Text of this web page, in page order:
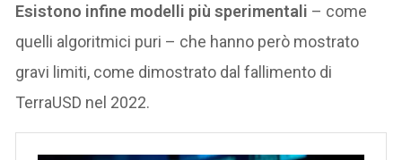
Esistono infine modelli più sperimentali – come
quelli algoritmici puri – che hanno però mostrato
gravi limiti, come dimostrato dal fallimento di
TerraUSD nel 2022.